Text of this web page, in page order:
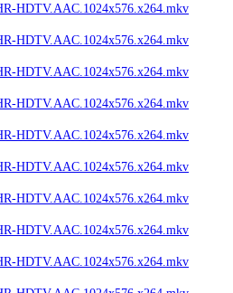
HDTV.AAC.1024x576.x264.mkv
HDTV.AAC.1024x576.x264.mkv
HDTV.AAC.1024x576.x264.mkv
HDTV.AAC.1024x576.x264.mkv
HDTV.AAC.1024x576.x264.mkv
HDTV.AAC.1024x576.x264.mkv
HDTV.AAC.1024x576.x264.mkv
HDTV.AAC.1024x576.x264.mkv
HDTV.AAC.1024x576.x264.mkv